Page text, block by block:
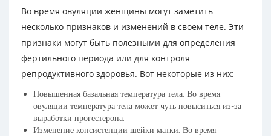
Во время овуляции женщины могут заметить
несколько признаков и изменений в своем теле. Эти
признаки могут быть полезными для определения
фертильного периода или для контроля
репродуктивного здоровья. Вот некоторые из них:
Повышенная базальная температура тела. Во время
овуляции температура тела может чуть повыситься из-за
выработки прогестерона.
Изменение консистенции шейки матки. Во время